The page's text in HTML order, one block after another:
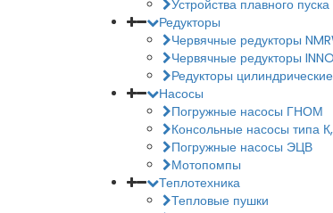
Устройства плавного пуска
Редукторы
Червячные редукторы
Червячные редукторы
Редукторы
Насосы
Погружные насосы ГНОМ
Консольные насосы типа
Погружные насосы ЭЦВ
Мотопомпы
Теплотехника
Тепловые пушки